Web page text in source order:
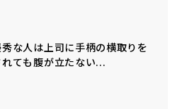
な人は上司に手柄の横取りを
れても腹が立たない...